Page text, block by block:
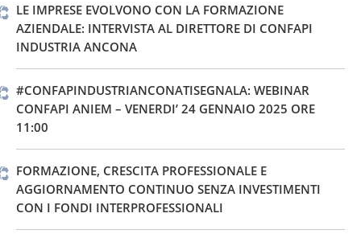
LE IMPRESE EVOLVONO CON LA FORMAZIONE
AZIENDALE: INTERVISTA AL DIRETTORE DI CONFAPI
INDUSTRIA ANCONA
#CONFAPINDUSTRIANCONATISEGNALA: WEBINAR
CONFAPI ANIEM – VENERDI’ 24 GENNAIO 2025 ORE
11:00
FORMAZIONE, CRESCITA PROFESSIONALE E
AGGIORNAMENTO CONTINUO SENZA INVESTIMENTI
CON I FONDI INTERPROFESSIONALI